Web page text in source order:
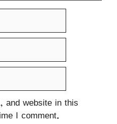
and website in this
I comment.